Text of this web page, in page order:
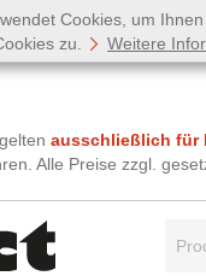
Cookies, um
zu.
Weitere
ausschließlich für
Alle Preise zzgl.